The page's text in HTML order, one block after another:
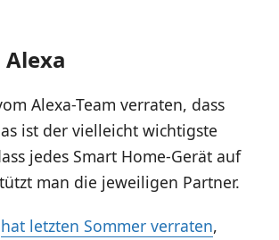
Alexa-Team verraten, dass
ist der vielleicht wichtigste
jedes Smart Home-Gerät auf
man die jeweiligen Partner.
hat letzten Sommer verraten,